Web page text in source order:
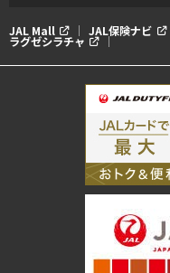
JAL Mall JAL保険ナビ
ラグゼシラチャ